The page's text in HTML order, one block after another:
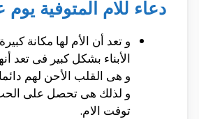
دعاء للام المتوفية
و تعد أن الأم لها مكانة
الأبناء بشكل كبير فى تعد
و هى القلب الأحن لهم
و لذلك هى تحصل على
توفت الام.